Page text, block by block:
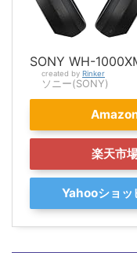
SONY WH-
created by Rinker
ソニー(SONY)
楽天市
Yahooショッ